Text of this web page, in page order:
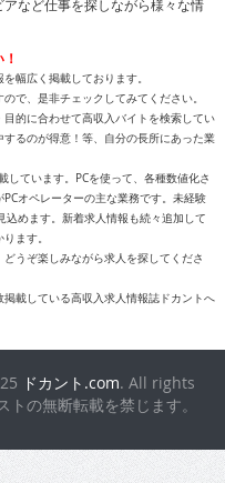
など仕事を探しながら様々な情
幅広く掲載しております。
で、是非チェックしてみてください。
的に合わせて高収入バイトを検索してい
るのが得意！等、自分の長所にあった業
しています。PCを使って、各種数値化さ
オペレーターの主な業務です。未経験
込めます。新着求人情報も続々追加して
ます。
うぞ楽しみながら求人を探してくださ
載している高収入求人情報誌ドカントへ
ドカント.com. All rights
の無断転載を禁じます。